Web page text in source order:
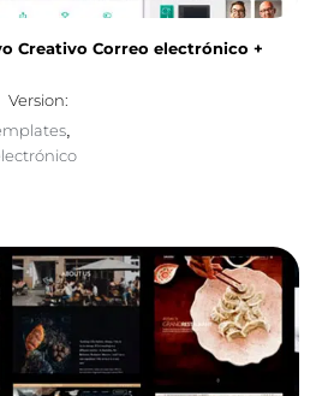
Creativo Correo electrónico +
Version:
,